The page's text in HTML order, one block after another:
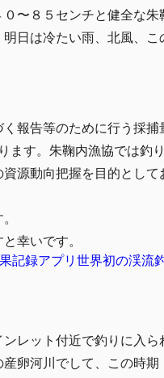
〜８５センチと健全な
日は冷たい雨、北風、こ
報告等のために行う採
ます。朱鞠内漁協では釣
源動向把握を目的とし
幸いです。
記録アプリ世界初の渓流
レット付近で釣りに入
卵河川でして、この時